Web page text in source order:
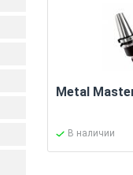
Metal
В наличии